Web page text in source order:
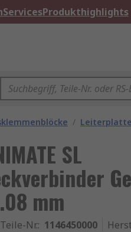
ServicesProdukthighlights
/
SL
mm
Nr.: 1146450000